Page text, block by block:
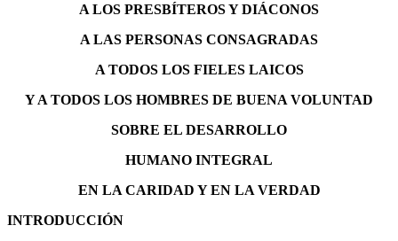
A LOS PRESBÍTEROS Y DIÁCONOS
A LAS PERSONAS CONSAGRADAS
A TODOS LOS FIELES LAICOS
Y A TODOS LOS HOMBRES DE BUENA VOLUNTAD
SOBRE EL DESARROLLO
HUMANO INTEGRAL
EN LA CARIDAD Y EN LA VERDAD
INTRODUCCIÓN